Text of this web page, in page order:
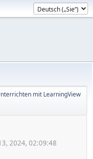
mit LearningView
2024, 02:09:48